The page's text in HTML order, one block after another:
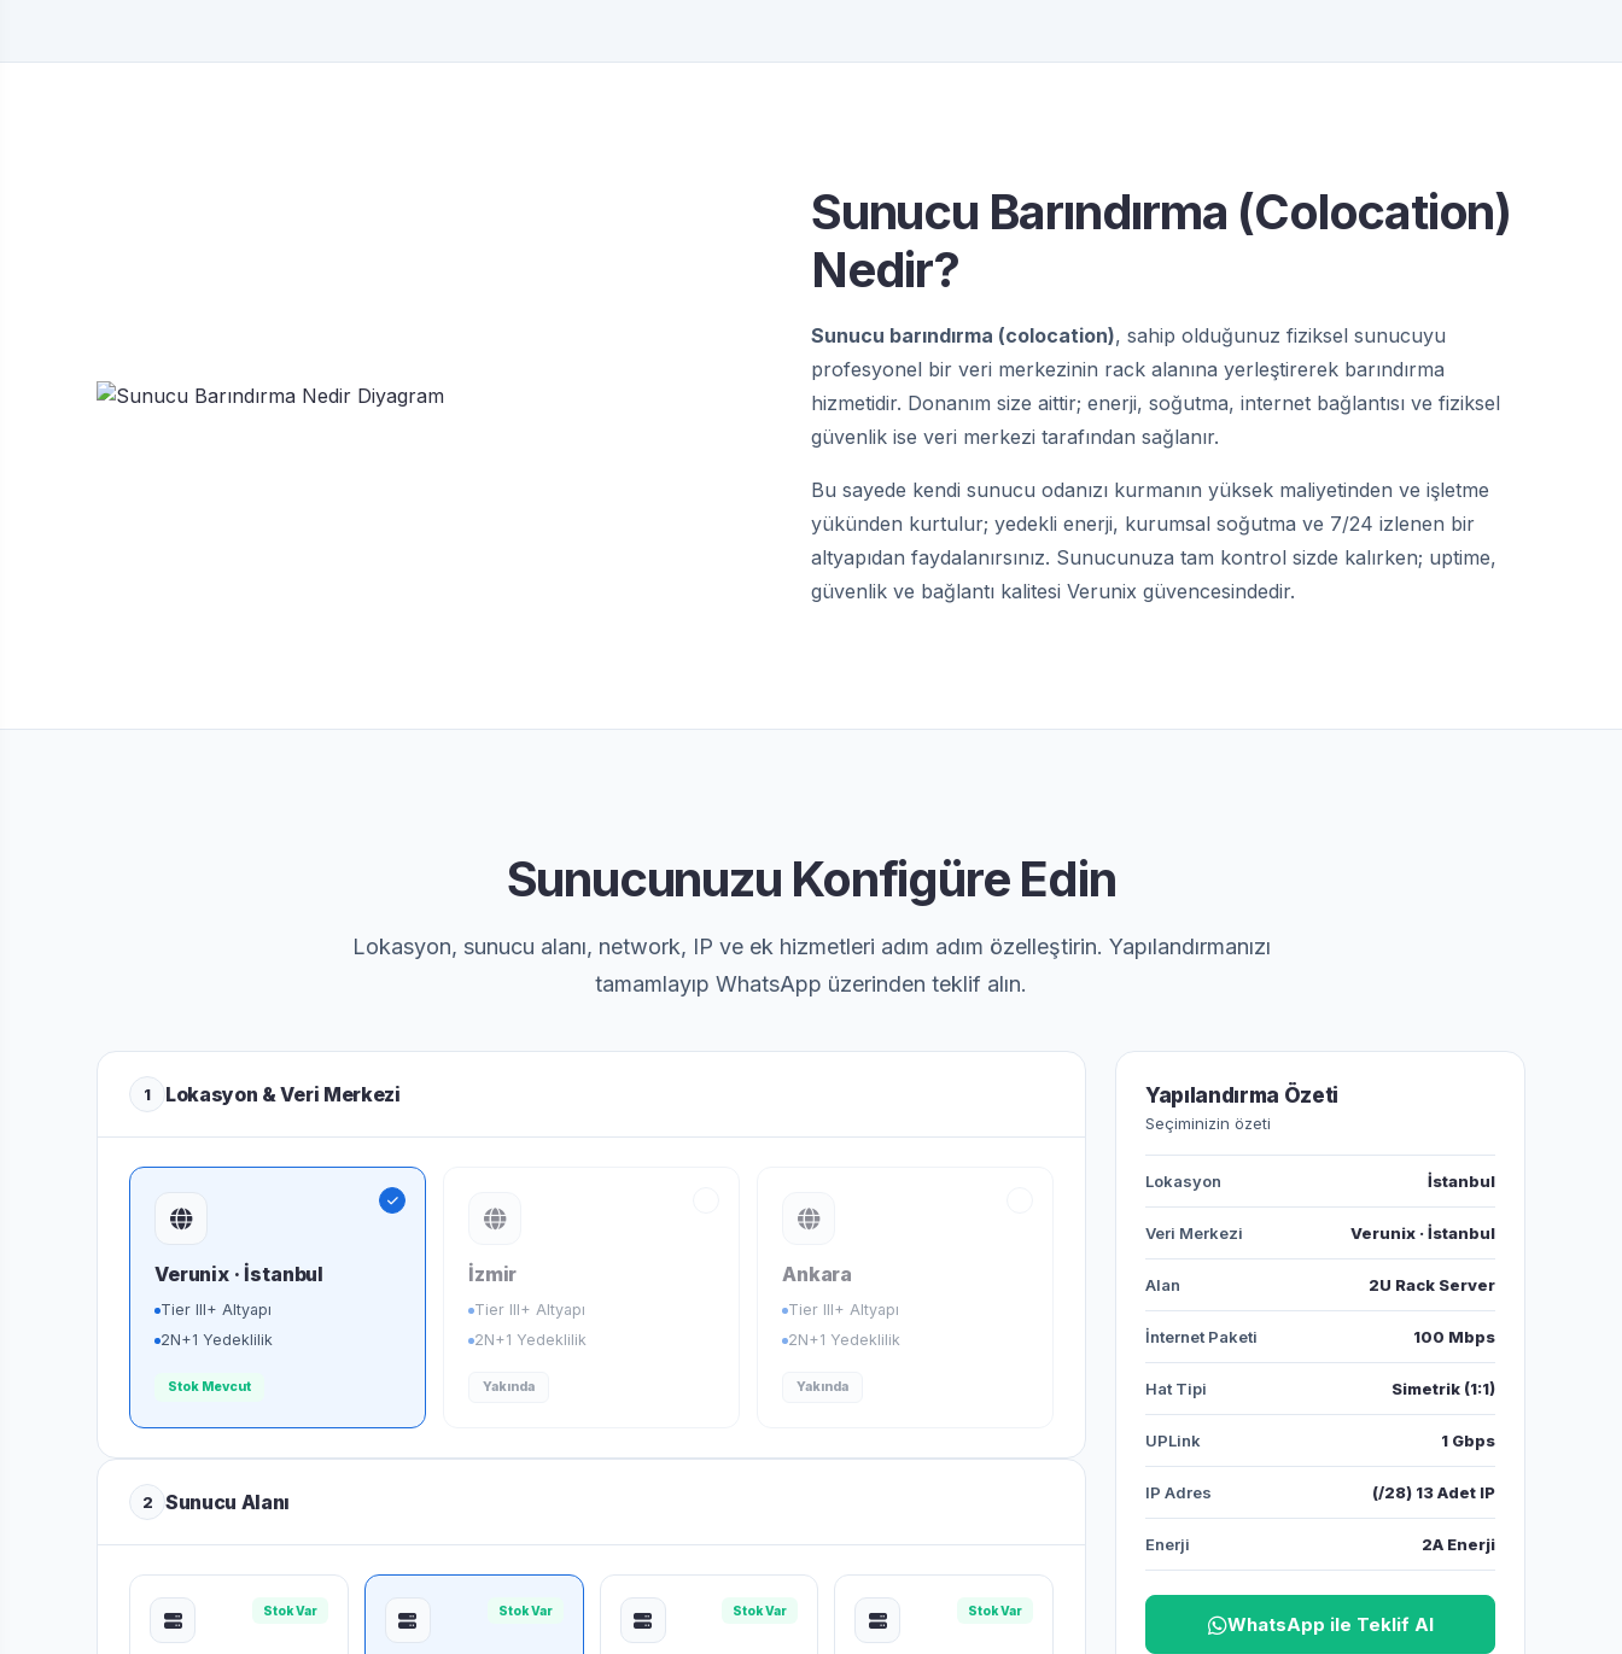
Sunucu Barındırma (Colocation)
Nedir?
Sunucu barındırma (colocation), sahip olduğunuz fiziksel sunucuyu
profesyonel bir veri merkezinin rack alanına yerleştirerek barındırma
hizmetidir. Donanım size aittir; enerji, soğutma, internet bağlantısı ve fiziksel
güvenlik ise veri merkezi tarafından sağlanır.
Bu sayede kendi sunucu odanızı kurmanın yüksek maliyetinden ve işletme
yükünden kurtulur; yedekli enerji, kurumsal soğutma ve 7/24 izlenen bir
altyapıdan faydalanırsınız. Sunucunuza tam kontrol sizde kalırken; uptime,
güvenlik ve bağlantı kalitesi Verunix güvencesindedir.
Sunucunuzu Konfigüre Edin
Lokasyon, sunucu alanı, network, IP ve ek hizmetleri adım adım özelleştirin. Yapılandırmanızı
tamamlayıp WhatsApp üzerinden teklif alın.
1 Lokasyon & Veri Merkezi
Verunix · İstanbul
Tier III+ Altyapı
2N+1 Yedeklilik
Stok Mevcut
İzmir
Tier III+ Altyapı
2N+1 Yedeklilik
Yakında
Ankara
Tier III+ Altyapı
2N+1 Yedeklilik
Yakında
2 Sunucu Alanı
Stok Var Stok Var Stok Var Stok Var
Yapılandırma Özeti
Seçiminizin özeti
Lokasyon İstanbul
Veri Merkezi Verunix · İstanbul
Alan 2U Rack Server
İnternet Paketi 100 Mbps
Hat Tipi Simetrik (1:1)
UPLink 1 Gbps
IP Adres (/28) 13 Adet IP
Enerji 2A Enerji
WhatsApp ile Teklif Al